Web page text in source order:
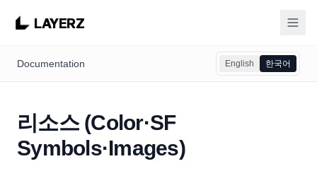
LAYERZ
Documentation English 한국어
리소스 (Color·SF
Symbols·Images)